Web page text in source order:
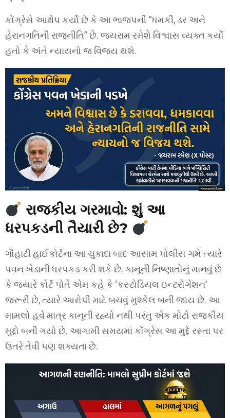
કોંગ્રેસે આક્ષેપ કર્યો છે કે આ ભાજપની “ધમકી, ડર અને
હેરાનગતિની રાજનીતિ” છે. જયરામ રમેશે વિશ્વાસ વ્યક્ત કર્યો
હતો કે અંતે ન્યાયનો જ વિજય થશે.
રાજકીય ગરમાવો: શું આ
ધરપકડની તૈયારી છે?
ગૌહાટી હાઈકોર્ટના આ ચુકાદા બાદ આસામ પોલીસ ગમે ત્યારે
પવન ખેડાની ધરપકડ કરી શકે છે. કાનૂની નિષ્ણાતોનું માનવું છે
કે જ્યારે કોર્ટ પોતે એમ કહે કે ‘કસ્ટોડિયલ ઇન્ટરોગેશન’
જરૂરી છે, ત્યારે આરોપી માટે બચવું મુશ્કેલ બની જાય છે. આ
મામલો હવે માત્ર કાનૂની રહ્યો નથી પરંતુ એક મોટો રાજકીય
મુદ્દો બની ગયો છે. આગામી સમયમાં કોંગ્રેસ આ મુદ્દે રસ્તા પર
ઉતરે તેવી પણ શક્યતા છે.